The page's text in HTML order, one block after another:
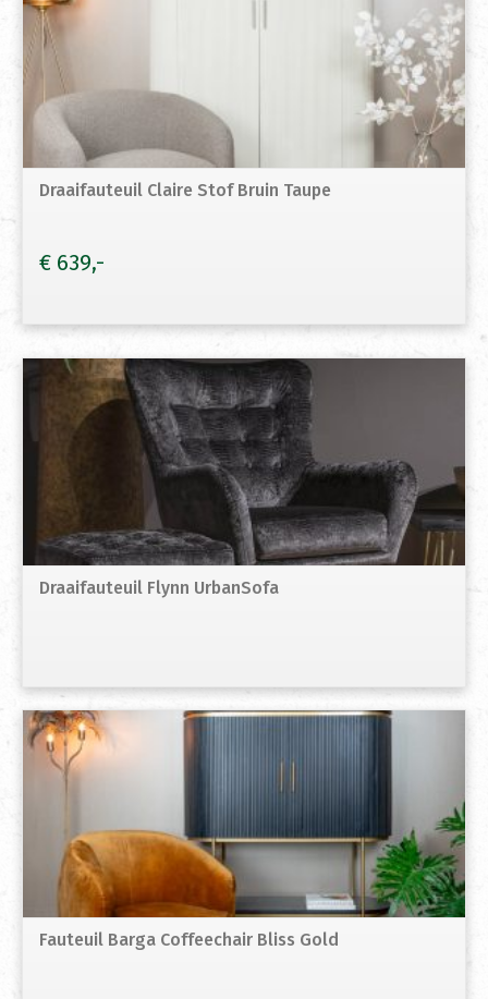
Draaifauteuil Claire Stof Bruin Taupe
€ 639
Draaifauteuil Flynn UrbanSofa
Fauteuil Barga Coffeechair Bliss Gold